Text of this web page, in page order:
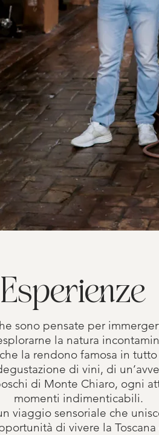
Esperienze
sono pensate per
la natura
la rendono famosa in
di vini, di
di Monte Chiaro, ogni
momenti indimenticabili.
viaggio sensoriale che
di vivere la Toscana